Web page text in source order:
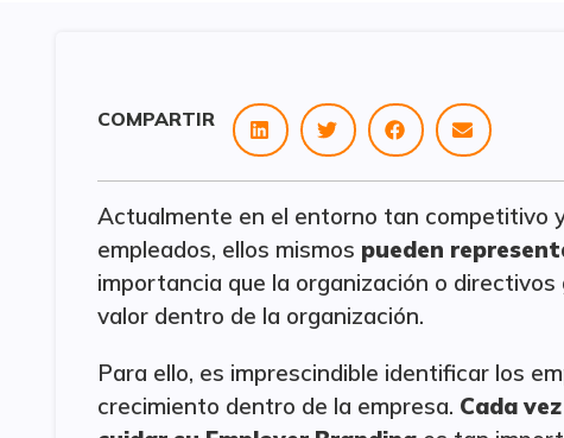
COMPARTIR
Actualmente en el entorno tan competitivo
empleados, ellos mismos pueden
importancia que la organización o
valor dentro de la organización.
Para ello, es imprescindible identificar los
crecimiento dentro de la empresa. Cada